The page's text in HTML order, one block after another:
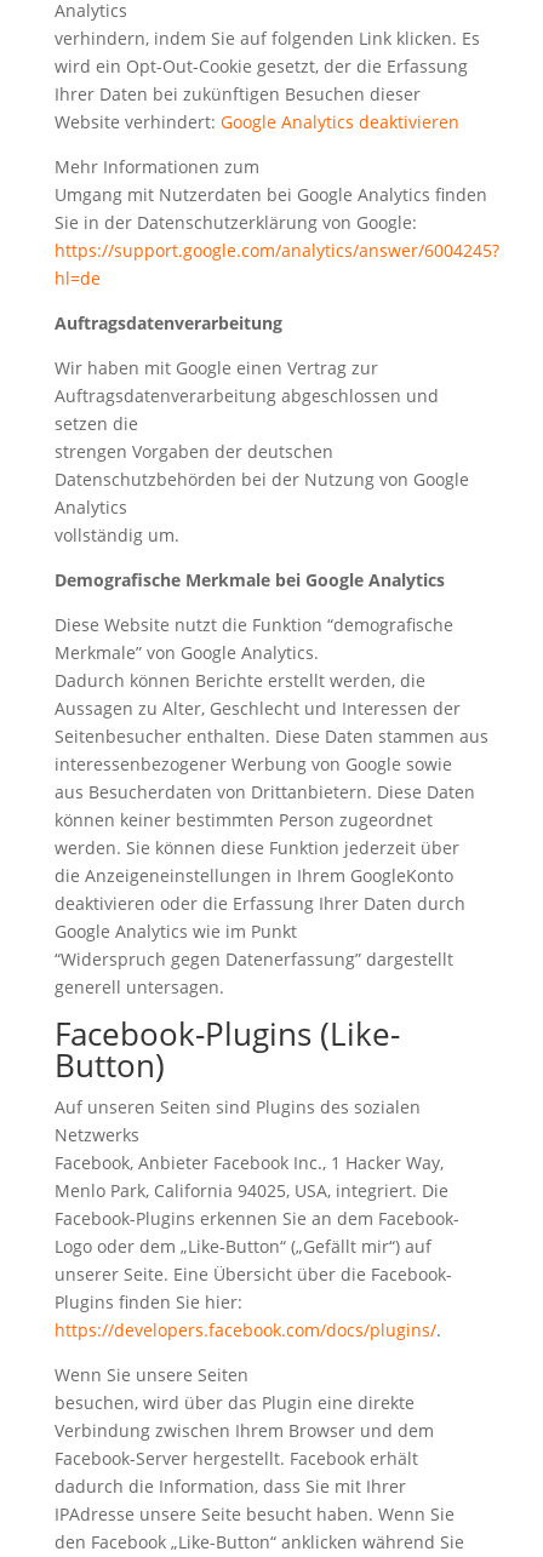
Analytics
verhindern, indem Sie auf folgenden Link klicken. Es
wird ein Opt-Out-Cookie gesetzt, der die Erfassung
Ihrer Daten bei zukünftigen Besuchen dieser
Website verhindert: Google Analytics deaktivieren
Mehr Informationen zum
Umgang mit Nutzerdaten bei Google Analytics finden
Sie in der Datenschutzerklärung von Google:
https://support.google.com/analytics/answer/6004245?
hl=de
Auftragsdatenverarbeitung
Wir haben mit Google einen Vertrag zur
Auftragsdatenverarbeitung abgeschlossen und
setzen die
strengen Vorgaben der deutschen
Datenschutzbehörden bei der Nutzung von Google
Analytics
vollständig um.
Demografische Merkmale bei Google Analytics
Diese Website nutzt die Funktion “demografische
Merkmale” von Google Analytics.
Dadurch können Berichte erstellt werden, die
Aussagen zu Alter, Geschlecht und Interessen der
Seitenbesucher enthalten. Diese Daten stammen aus
interessenbezogener Werbung von Google sowie
aus Besucherdaten von Drittanbietern. Diese Daten
können keiner bestimmten Person zugeordnet
werden. Sie können diese Funktion jederzeit über
die Anzeigeneinstellungen in Ihrem GoogleKonto
deaktivieren oder die Erfassung Ihrer Daten durch
Google Analytics wie im Punkt
“Widerspruch gegen Datenerfassung” dargestellt
generell untersagen.
Facebook-Plugins (Like-
Button)
Auf unseren Seiten sind Plugins des sozialen
Netzwerks
Facebook, Anbieter Facebook Inc., 1 Hacker Way,
Menlo Park, California 94025, USA, integriert. Die
Facebook-Plugins erkennen Sie an dem Facebook-
Logo oder dem „Like-Button“ („Gefällt mir“) auf
unserer Seite. Eine Übersicht über die Facebook-
Plugins finden Sie hier:
https://developers.facebook.com/docs/plugins/.
Wenn Sie unsere Seiten
besuchen, wird über das Plugin eine direkte
Verbindung zwischen Ihrem Browser und dem
Facebook-Server hergestellt. Facebook erhält
dadurch die Information, dass Sie mit Ihrer
IPAdresse unsere Seite besucht haben. Wenn Sie
den Facebook „Like-Button“ anklicken während Sie